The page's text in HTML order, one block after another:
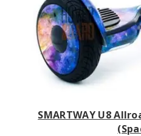
SMARTWAY U8